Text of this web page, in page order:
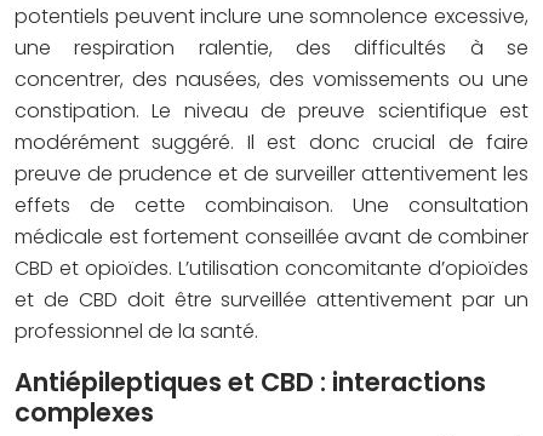
potentiels peuvent inclure une somnolence excessive,
une respiration ralentie, des difficultés à se
concentrer, des nausées, des vomissements ou une
constipation. Le niveau de preuve scientifique est
modérément suggéré. Il est donc crucial de faire
preuve de prudence et de surveiller attentivement les
effets de cette combinaison. Une consultation
médicale est fortement conseillée avant de combiner
CBD et opioïdes. L’utilisation concomitante d’opioïdes
et de CBD doit être surveillée attentivement par un
professionnel de la santé.
Antiépileptiques et CBD : interactions
complexes